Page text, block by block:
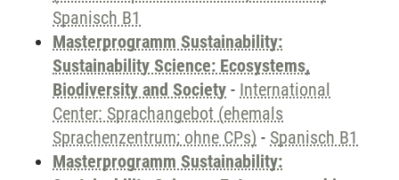
Spanisch B1
Masterprogramm Sustainability:
Sustainability Science: Ecosystems,
Biodiversity and Society - International
Center: Sprachangebot (ehemals
Sprachenzentrum; ohne CPs) - Spanisch B1
Masterprogramm Sustainability: